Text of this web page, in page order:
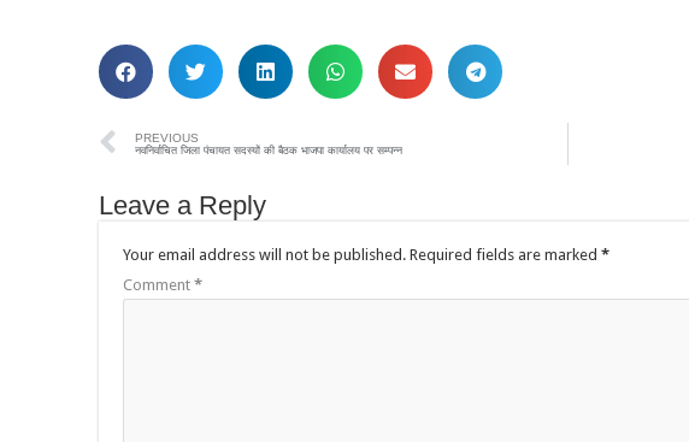
PREVIOUS
नवनिर्वाचित जिला पंचायत सदस्यों की बैठक भाजपा कार्यालय पर सम्पन्न
Leave a Reply
Your email address will not be published. Required fields are marked *
Comment *